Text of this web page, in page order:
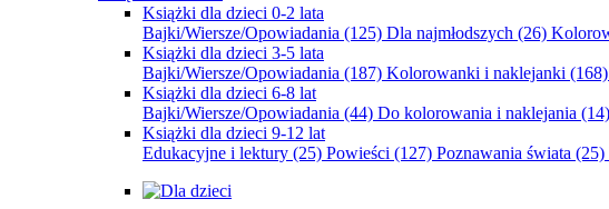
Książki dla dzieci 0-2 lata
Bajki/Wiersze/Opowiadania (125) Dla najmłodszych (26)
Książki dla dzieci 3-5 lata
Bajki/Wiersze/Opowiadania (187) Kolorowanki i naklejanki (168)
Książki dla dzieci 6-8 lat
Bajki/Wiersze/Opowiadania (44) Do kolorowania i naklejania (14)
Książki dla dzieci 9-12 lat
Edukacyjne i lektury (25) Powieści (127) Poznawania świata (25)